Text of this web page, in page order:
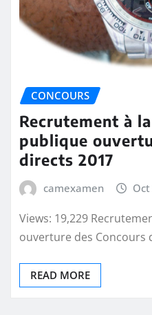
CONCOURS
Recrutement à
publique
directs 2017
camexamen
Views: 19,229
ouverture des Concours
READ MORE